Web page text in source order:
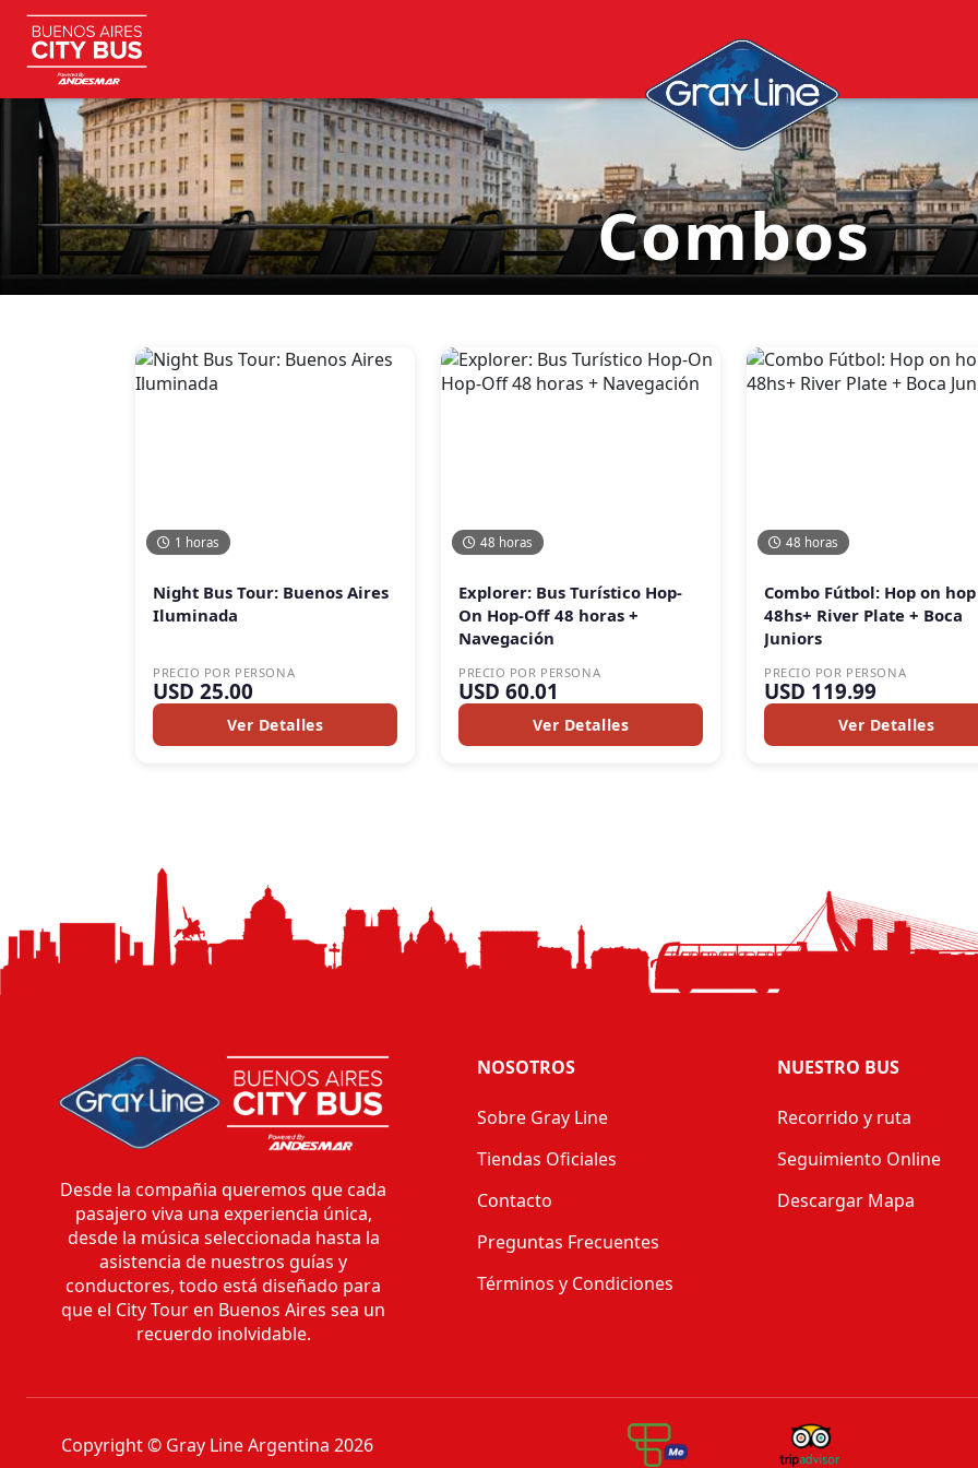
Combos
1 horas
Night Bus Tour: Buenos Aires
Iluminada
PRECIO POR PERSONA
USD 25.00
Ver Detalles
48 horas
Explorer: Bus Turístico Hop-
On Hop-Off 48 horas +
Navegación
PRECIO POR PERSONA
USD 60.01
Ver Detalles
48 horas
Combo Fútbol: Hop on
48hs+ River Plate + Boca
Juniors
PRECIO POR PERSONA
USD 119.99
Ver Detalles
Desde la compañia queremos que cada
pasajero viva una experiencia única,
desde la música seleccionada hasta la
asistencia de nuestros guías y
conductores, todo está diseñado para
que el City Tour en Buenos Aires sea un
recuerdo inolvidable.
NOSOTROS
Sobre Gray Line
Tiendas Oficiales
Contacto
Preguntas Frecuentes
Términos y Condiciones
NUESTRO BUS
Recorrido y ruta
Seguimiento Online
Descargar Mapa
Copyright © Gray Line Argentina 2026